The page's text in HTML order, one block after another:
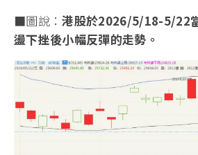
■圖說：港股於2026/5/18-5/22
盪下挫後小幅反彈的走勢。